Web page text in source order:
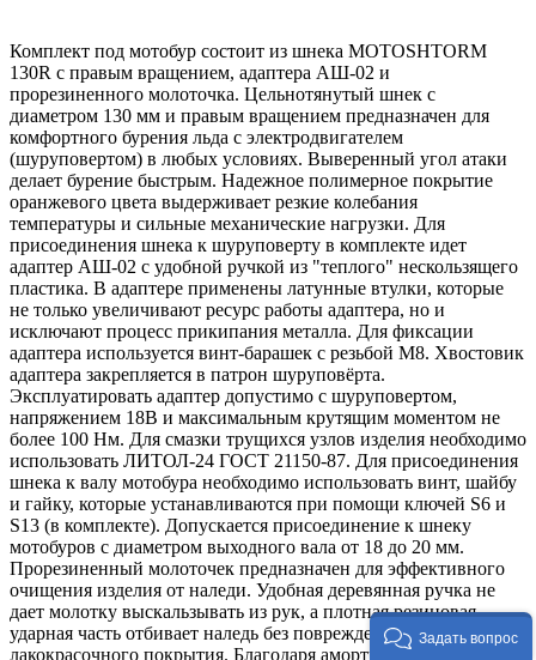
Комплект под мотобур состоит из шнека MOTOSHTORM
130R с правым вращением, адаптера АШ-02 и
прорезиненного молоточка. Цельнотянутый шнек с
диаметром 130 мм и правым вращением предназначен для
комфортного бурения льда с электродвигателем
(шуруповертом) в любых условиях. Выверенный угол атаки
делает бурение быстрым. Надежное полимерное покрытие
оранжевого цвета выдерживает резкие колебания
температуры и сильные механические нагрузки. Для
присоединения шнека к шуруповерту в комплекте идет
адаптер АШ-02 с удобной ручкой из "теплого" нескользящего
пластика. В адаптере применены латунные втулки, которые
не только увеличивают ресурс работы адаптера, но и
исключают процесс прикипания металла. Для фиксации
адаптера используется винт-барашек с резьбой М8. Хвостовик
адаптера закрепляется в патрон шуруповёрта.
Эксплуатировать адаптер допустимо с шуруповертом,
напряжением 18В и максимальным крутящим моментом не
более 100 Нм. Для смазки трущихся узлов изделия необходимо
использовать ЛИТОЛ-24 ГОСТ 21150-87. Для присоединения
шнека к валу мотобура необходимо использовать винт, шайбу
и гайку, которые устанавливаются при помощи ключей S6 и
S13 (в комплекте). Допускается присоединение к шнеку
мотобуров с диаметром выходного вала от 18 до 20 мм.
Прорезиненный молоточек предназначен для эффективного
очищения изделия от наледи. Удобная деревянная ручка не
дает молотку выскальзывать из рук, а плотная резиновая
ударная часть отбивает наледь без повреждения
лакокрасочного покрытия. Благодаря амортизационным
Задать вопрос